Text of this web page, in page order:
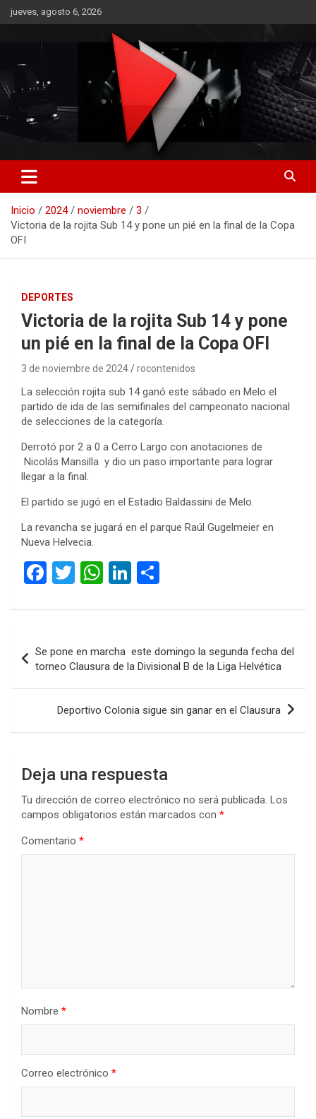
Saltar
al
jueves, agosto 6, 2026
RO CONTENIDOS
Inicio 2024 noviembre
3
Victoria de la rojita Sub 14 y pone un pié en la final de la Copa
OFI
DEPORTES
Victoria de la rojita Sub 14 y pone
un pié en la final de la Copa OFI
3 de noviembre de 2024 rocontenidos
La selección rojita sub 14 ganó este sábado en Melo el
partido de ida de las semifinales del campeonato nacional
de selecciones de la categoría.
Derrotó por 2 a 0 a Cerro Largo con anotaciones de
Nicolás Mansilla y dio un paso importante para lograr
llegar a la final.
El partido se jugó en el Estadio Baldassini de Melo.
La revancha se jugará en el parque Raúl Gugelmeier en
Nueva Helvecia.
F
ce
o
o
k
T
tt
W
at
A
p
p
Li
ke
n
m
ar
tir
de
entradas
Se pone en marcha este domingo la segunda fecha del
torneo Clausura de la Divisional B de la Liga Helvética
Deportivo Colonia sigue sin ganar en el Clausura
Deja una respuesta
Tu dirección de correo electrónico no será publicada. Los
campos obligatorios están marcados con *
Comentario *
Nombre *
Correo electrónico *